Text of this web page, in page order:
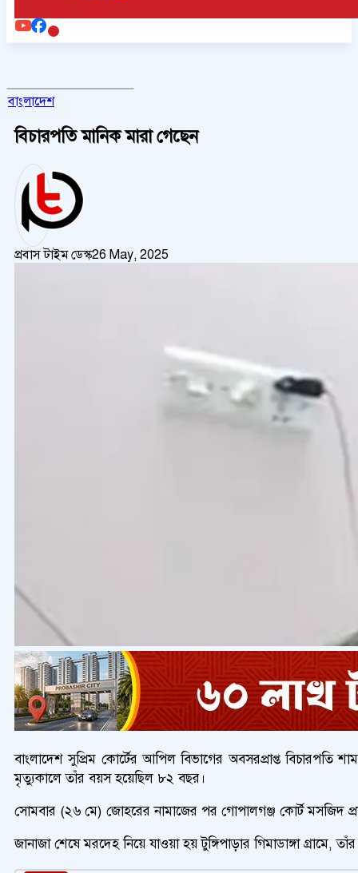
বাংলাদেশ
বিচারপতি মানিক মারা গেছেন
প্রবাস টাইম ডেস্ক26 May, 2025
বাংলাদেশ সুপ্রিম কোর্টের আপিল বিভাগের অবসরপ্রাপ্ত বিচারপতি
মৃত্যুকালে তাঁর বয়স হয়েছিল ৮২ বছর।
সোমবার (২৬ মে) জোহরের নামাজের পর গোপালগঞ্জ কোর্ট মসজিদ
জানাজা শেষে মরদেহ নিয়ে যাওয়া হয় টুঙ্গিপাড়ার গিমাডাঙ্গা